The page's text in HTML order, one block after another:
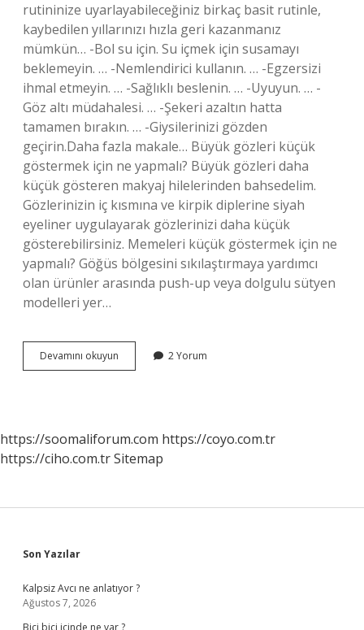
rutininize uyarlayabileceğiniz birkaç basit rutinle,
kaybedilen yıllarınızı hızla geri kazanmanız
mümkün… -Bol su için. Su içmek için susamayı
beklemeyin. … -Nemlendirici kullanın. … -Egzersizi
ihmal etmeyin. … -Sağlıklı beslenin. … -Uyuyun. … -
Göz altı müdahalesi. … -Şekeri azaltın hatta
tamamen bırakın. … -Giysilerinizi gözden
geçirin.Daha fazla makale… Büyük gözleri küçük
göstermek için ne yapmalı? Büyük gözleri daha
küçük gösteren makyaj hilelerinden bahsedelim.
Gözlerinizin iç kısmına ve kirpik diplerine siyah
eyeliner uygulayarak gözlerinizi daha küçük
gösterebilirsiniz. Memeleri küçük göstermek için ne
yapmalı? Göğüs bölgesini sıkılaştırmaya yardımcı
olan ürünler arasında push-up veya dolgulu sütyen
modelleri yer…
Devamını okuyun
Göstermek
2 Yorum
https://soomaliforum.com https://coyo.com.tr
https://ciho.com.trSitemap
Sidebar
Son Yazılar
Kalpsiz Avcı ne anlatıyor ?
Ağustos 7, 2026
Bici bici icinde ne var ?